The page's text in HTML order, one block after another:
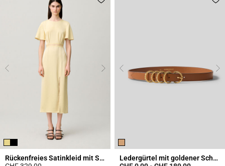
Rückenfreies Satinkleid mit Spitze
Ledergürtel mit goldener Schnalle